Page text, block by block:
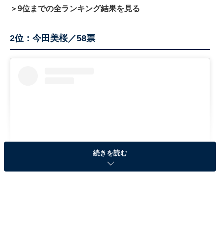
＞9位までの全ランキング結果を見る
2位：今田美桜／58票
続きを読む